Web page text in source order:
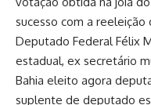
sucesso com a
Deputado Federal Félix
estadual, ex secretário
Bahia eleito agora
suplente de deputado